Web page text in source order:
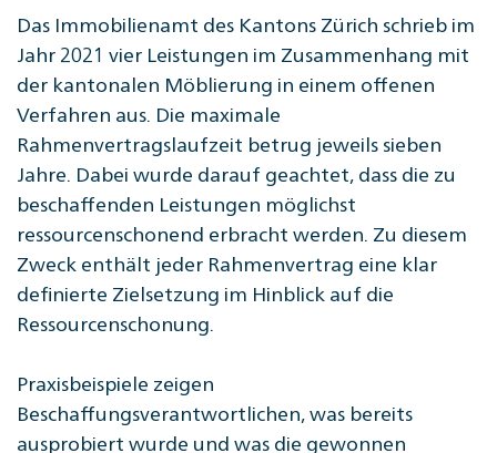
Das Immobilienamt des Kantons Zürich schrieb im
Jahr 2021 vier Leistungen im Zusammenhang mit
der kantonalen Möblierung in einem offenen
Verfahren aus. Die maximale
Rahmenvertragslaufzeit betrug jeweils sieben
Jahre. Dabei wurde darauf geachtet, dass die zu
beschaffenden Leistungen möglichst
ressourcenschonend erbracht werden. Zu diesem
Zweck enthält jeder Rahmenvertrag eine klar
definierte Zielsetzung im Hinblick auf die
Ressourcenschonung.
Praxisbeispiele zeigen
Beschaffungsverantwortlichen, was bereits
ausprobiert wurde und was die gewonnen